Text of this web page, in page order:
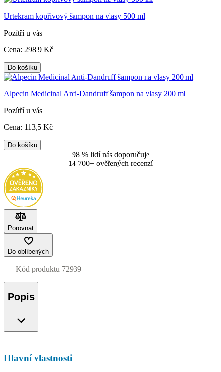
Urtekram kopřivový šampon na vlasy 500 ml
Pozítří u vás
Cena: 298,9 Kč
Do košíku
Alpecin Medicinal Anti-Dandruff šampon na vlasy 200 ml
Pozítří u vás
Cena: 113,5 Kč
Do košíku
98 % lidí nás doporučuje
14 700+ ověřených recenzí
Porovnat
Do oblíbených
Kód produktu 72939
Popis
Hlavní vlastnosti